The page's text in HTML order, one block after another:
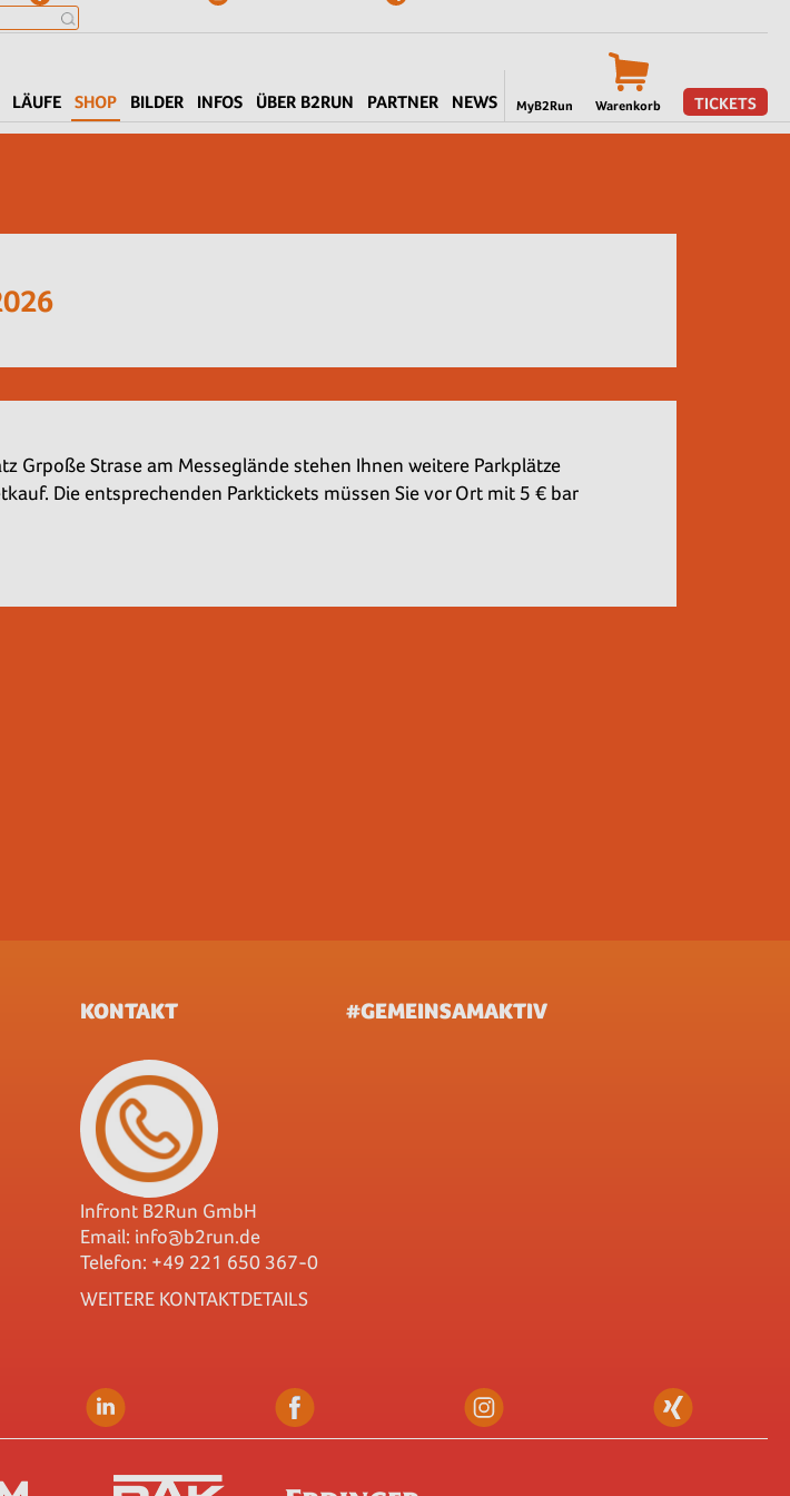
MyB2Run Warenkorb TICKETS
LÄUFE SHOP BILDER INFOS ÜBER B2RUN PARTNER NEWS
Grpoße Strase am Messeglände stehen Ihnen weitere Parkplätze
Die entsprechenden Parktickets müssen Sie vor Ort mit 5 € bar
KONTAKT
Infront B2Run GmbH
Email: info@b2run.de
Telefon: +49 221 650 367-0
WEITERE KONTAKTDETAILS
#GEMEINSAMAKTIV